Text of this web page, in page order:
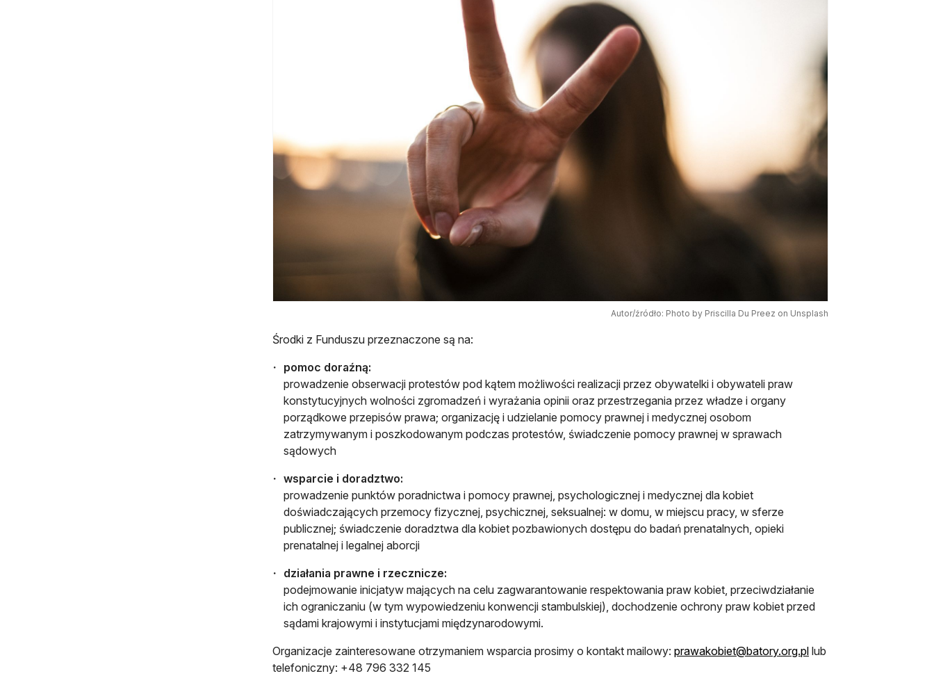
Autor/źródło: Photo by Priscilla Du Preez on Unsplash
Środki z Funduszu przeznaczone są na:
pomoc doraźną:
prowadzenie obserwacji protestów pod kątem możliwości realizacji przez obywatelki i obywateli praw
konstytucyjnych wolności zgromadzeń i wyrażania opinii oraz przestrzegania przez władze i organy
porządkowe przepisów prawa; organizację i udzielanie pomocy prawnej i medycznej osobom
zatrzymywanym i poszkodowanym podczas protestów, świadczenie pomocy prawnej w sprawach
sądowych
wsparcie i doradztwo:
prowadzenie punktów poradnictwa i pomocy prawnej, psychologicznej i medycznej dla kobiet
doświadczających przemocy fizycznej, psychicznej, seksualnej: w domu, w miejscu pracy, w sferze
publicznej; świadczenie doradztwa dla kobiet pozbawionych dostępu do badań prenatalnych, opieki
prenatalnej i legalnej aborcji
działania prawne i rzecznicze:
podejmowanie inicjatyw mających na celu zagwarantowanie respektowania praw kobiet, przeciwdziałanie
ich ograniczaniu (w tym wypowiedzeniu konwencji stambulskiej), dochodzenie ochrony praw kobiet przed
sądami krajowymi i instytucjami międzynarodowymi.
Organizacje zainteresowane otrzymaniem wsparcia prosimy o kontakt mailowy: prawakobiet@batory.org.plotwiera się w nowej
lub
telefoniczny: +48 796 332 145